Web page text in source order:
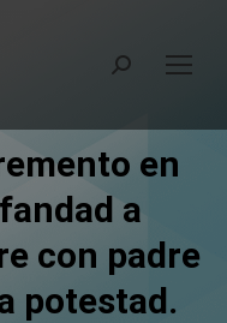
Search:
en
a
con padre
potestad.